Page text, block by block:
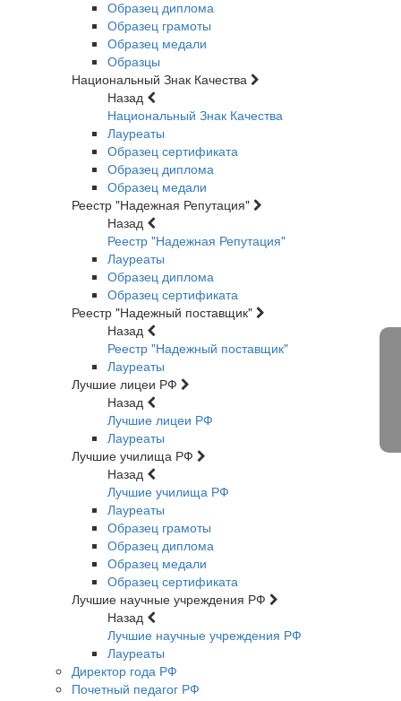
Образец диплома
Образец грамоты
Образец медали
Образцы
Национальный Знак Качества
Назад
Национальный Знак Качества
Лауреаты
Образец сертификата
Образец диплома
Образец медали
Реестр "Надежная Репутация"
Назад
Реестр "Надежная Репутация"
Лауреаты
Образец диплома
Образец сертификата
Реестр "Надежный поставщик"
Назад
Реестр "Надежный поставщик"
Лауреаты
Лучшие лицеи РФ
Назад
Лучшие лицеи РФ
Лауреаты
Лучшие училища РФ
Назад
Лучшие училища РФ
Лауреаты
Образец грамоты
Образец диплома
Образец медали
Образец сертификата
Лучшие научные учреждения РФ
Назад
Лучшие научные учреждения РФ
Лауреаты
Директор года РФ
Почетный педагог РФ